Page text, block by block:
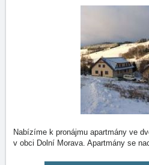
Nabízíme k pronájmu apartmány ve
v obci Dolní Morava. Apartmány se